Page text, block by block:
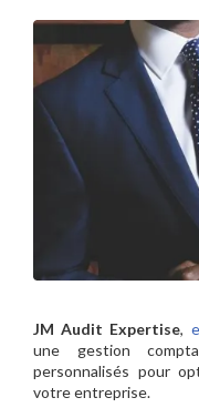
JM Audit Expertise,
une gestion
personnalisés pour
votre entreprise.